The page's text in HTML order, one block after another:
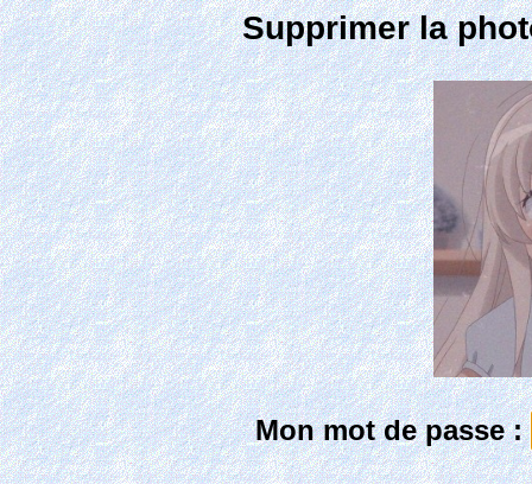
Supprimer la
Mon mot de passe :